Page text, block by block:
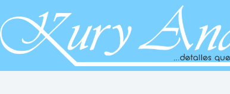
contenido